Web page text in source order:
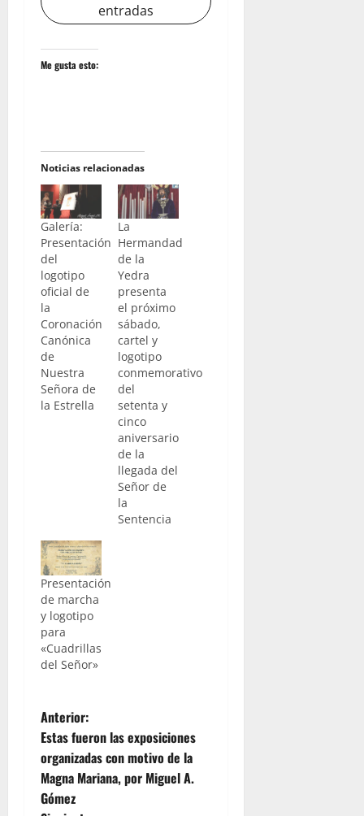
entradas
Me gusta esto:
Noticias relacionadas
Galería:
Presentación
del
logotipo
oficial de
la
Coronación
Canónica
de
Nuestra
Señora de
la Estrella
La
Hermandad
de la
Yedra
presenta
el próximo
sábado,
cartel y
logotipo
conmemorativo
del
setenta y
cinco
aniversario
de la
llegada del
Señor de
la
Sentencia
Presentación
de marcha
y logotipo
para
«Cuadrillas
del Señor»
N
a
v
Anterior:
Estas fueron las exposiciones
organizadas con motivo de la
Magna Mariana, por Miguel A.
Gómez